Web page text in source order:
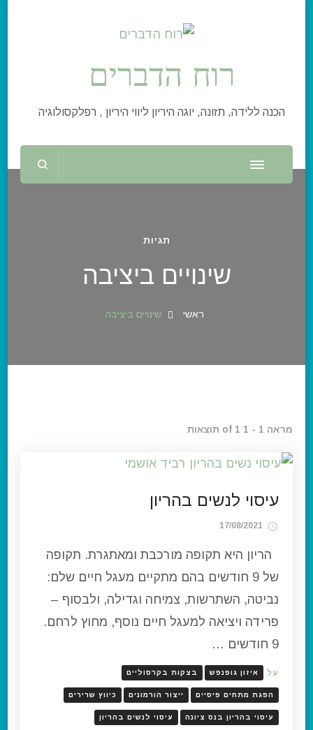
רוח הדברים
הכנה ללידה, תזונה, יוגה היריון ליווי היריון , רפלקסולוגיה
תגיות
שינויים ביציבה
ראשי שינויים ביציבה
מראה 1 - 1 of 1 תוצאות
עיסוי לנשים בהריון
17/08/2021
הריון היא תקופה מורכבת ומאתגרת. תקופה
של 9 חודשים בהם מתקיים מעגל חיים שלם:
נביטה, השתרשות, צמיחה וגדילה, ולבסוף –
פרידה ויציאה למעגל חיים נוסף, מחוץ לרחם.
9 חודשים …
על איזון גופנפש בצקות בקרסוליים
הפגת מתחים פיסיים ייצור הורמונים כיווץ שרירים
עיסוי בהריון בנס ציונה עיסוי לנשים בהריון